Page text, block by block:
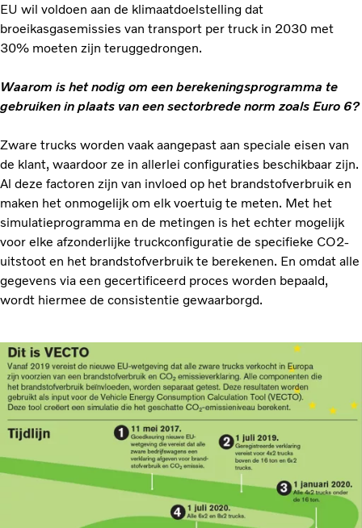
EU wil voldoen aan de klimaatdoelstelling dat
broeikasgasemissies van transport per truck in 2030 met
30% moeten zijn teruggedrongen.
Waarom is het nodig om een berekeningsprogramma te
gebruiken in plaats van een sectorbrede norm zoals Euro 6?
Zware trucks worden vaak aangepast aan speciale eisen van
de klant, waardoor ze in allerlei configuraties beschikbaar zijn.
Al deze factoren zijn van invloed op het brandstofverbruik en
maken het onmogelijk om elk voertuig te meten. Met het
simulatieprogramma en de metingen is het echter mogelijk
voor elke afzonderlijke truckconfiguratie de specifieke CO2-
uitstoot en het brandstofverbruik te berekenen. En omdat alle
gegevens via een gecertificeerd proces worden bepaald,
wordt hiermee de consistentie gewaarborgd.